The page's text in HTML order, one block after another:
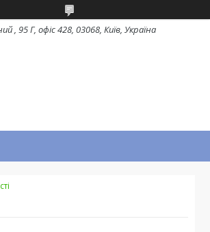
, 95 Г, офіс 428, 03068, Київ, Україна